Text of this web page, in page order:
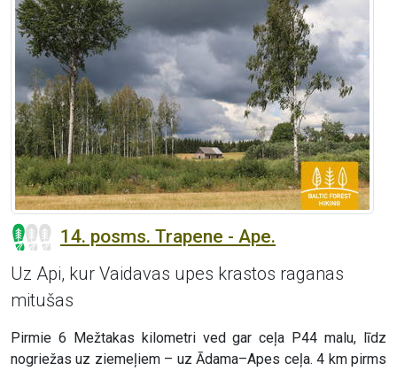
14. posms. Trapene - Ape.
Uz Api, kur Vaidavas upes krastos raganas
mitušas
Pirmie 6 Mežtakas kilometri ved gar ceļa P44 malu, līdz
nogriežas uz ziemeļiem – uz Ādama–Apes ceļa. 4 km pirms